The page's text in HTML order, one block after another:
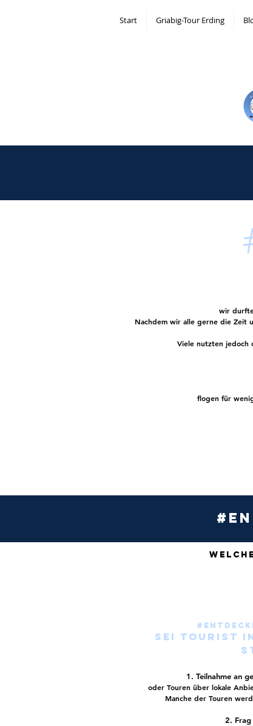
Start Griabig-Tour Erding
wir
Nachdem wir alle gerne die Zeit
Viele nutzten jedoch
flogen für
Sei Tourist
1. Teilnahme an
oder Touren über lokale
Manche der Touren
2. Frag